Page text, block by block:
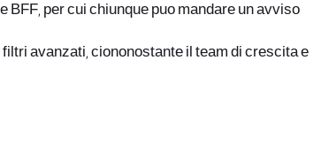
per cui chiunque puo mandare un avviso
filtri avanzati, ciononostante il team di crescita e